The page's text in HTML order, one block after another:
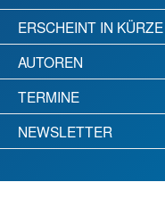
ERSCHEINT IN KÜRZE
AUTOREN
TERMINE
NEWSLETTER